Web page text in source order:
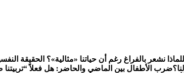
لماذا نشعر بالفراغ رغم أن حياتنا «مثالية»؟ الحقيقة
ضرب الأطفال بين الماضي والحاضر: هل فعلاً “تربيتنا